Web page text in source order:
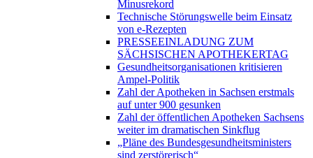
Minusrekord
Technische Störungswelle beim Einsatz
von e-Rezepten
PRESSEEINLADUNG ZUM
SÄCHSISCHEN APOTHEKERTAG
Gesundheitsorganisationen kritisieren
Ampel-Politik
Zahl der Apotheken in Sachsen erstmals
auf unter 900 gesunken
Zahl der öffentlichen Apotheken Sachsens
weiter im dramatischen Sinkflug
„Pläne des Bundesgesundheitsministers
sind zerstörerisch“